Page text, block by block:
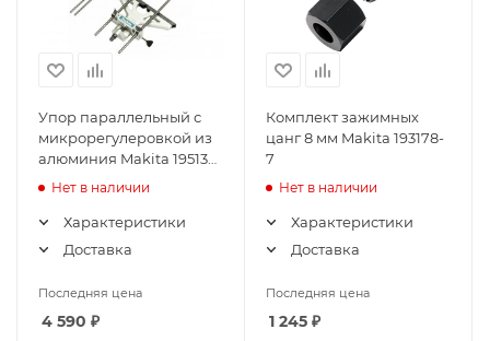
Упор параллельный с
микрорегулеровкой из
алюминия Makita 195136-
Нет в наличии
Характеристики
Доставка
Последняя цена
4 590 ₽
Комплект зажимных
цанг 8 мм Makita 193178-
7
Нет в наличии
Характеристики
Доставка
Последняя цена
1 245 ₽